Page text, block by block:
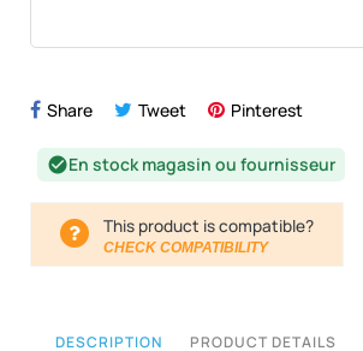
Share Tweet Pinterest
check_circleEn stock magasin ou fournisseur
This product is compatible?
CHECK COMPATIBILITY
DESCRIPTION PRODUCT DETAILS